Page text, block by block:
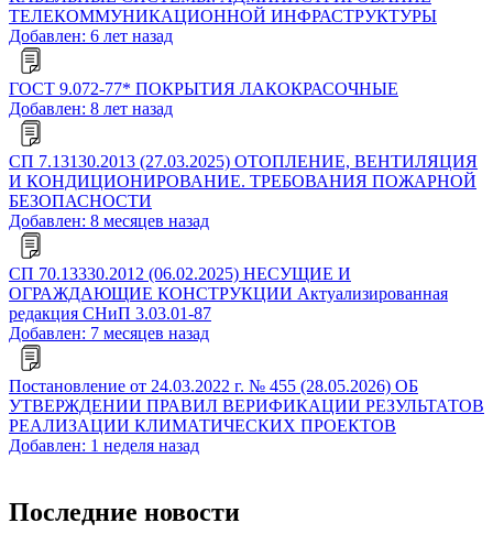
ТЕЛЕКОММУНИКАЦИОННОЙ ИНФРАСТРУКТУРЫ
Добавлен: 6 лет назад
ГОСТ 9.072-77* ПОКРЫТИЯ ЛАКОКРАСОЧНЫЕ
Добавлен: 8 лет назад
СП 7.13130.2013 (27.03.2025) ОТОПЛЕНИЕ, ВЕНТИЛЯЦИЯ
И КОНДИЦИОНИРОВАНИЕ. ТРЕБОВАНИЯ ПОЖАРНОЙ
БЕЗОПАСНОСТИ
Добавлен: 8 месяцев назад
СП 70.13330.2012 (06.02.2025) НЕСУЩИЕ И
ОГРАЖДАЮЩИЕ КОНСТРУКЦИИ Актуализированная
редакция СНиП 3.03.01-87
Добавлен: 7 месяцев назад
Постановление от 24.03.2022 г. № 455 (28.05.2026) ОБ
УТВЕРЖДЕНИИ ПРАВИЛ ВЕРИФИКАЦИИ РЕЗУЛЬТАТОВ
РЕАЛИЗАЦИИ КЛИМАТИЧЕСКИХ ПРОЕКТОВ
Добавлен: 1 неделя назад
Последние новости